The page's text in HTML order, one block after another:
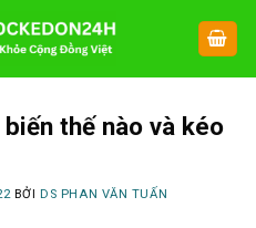
thế nào và kéo
BỞI DS PHAN VĂN TUẤN